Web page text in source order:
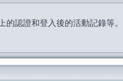
的認證和登入後的活動記錄等